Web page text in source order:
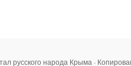
русского народа Крыма ·